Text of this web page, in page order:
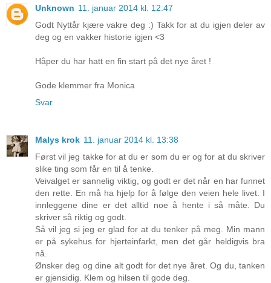
Unknown 11. januar 2014 kl. 12:47
Godt Nyttår kjære vakre deg :) Takk for at du igjen deler av
deg og en vakker historie igjen <3
Håper du har hatt en fin start på det nye året !
Gode klemmer fra Monica
Svar
Malys krok 11. januar 2014 kl. 13:38
Først vil jeg takke for at du er som du er og for at du skriver
slike ting som får en til å tenke.
Veivalget er sannelig viktig, og godt er det når en har funnet
den rette. En må ha hjelp for å følge den veien hele livet. I
innleggene dine er det alltid noe å hente i så måte. Du
skriver så riktig og godt.
Så vil jeg si jeg er glad for at du tenker på meg. Min mann
er på sykehus for hjerteinfarkt, men det går heldigvis bra
nå.
Ønsker deg og dine alt godt for det nye året. Og du, tanken
er gjensidig. Klem og hilsen til gode deg.